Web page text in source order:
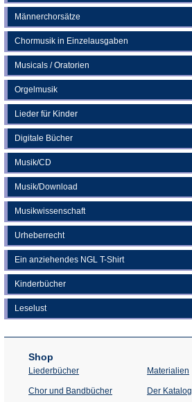
Männerchorsätze
Chormusik in Einzelausgaben
Musicals / Oratorien
Orgelmusik
Lieder für Kinder
Digitale Bücher
Musik/CD
Musik/Download
Musikwissenschaft
Urheberrecht
Ein anziehendes NGL T-Shirt
Kinderbücher
Leselust
Shop
Liederbücher
Chor und Bandbücher
Materialien
Der Katalog